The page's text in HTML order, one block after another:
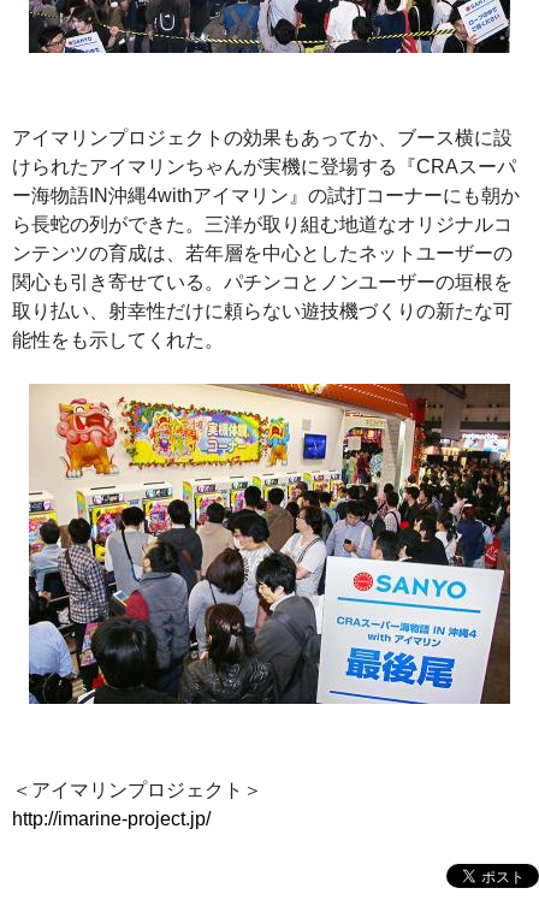
アイマリンプロジェクトの効果もあってか、ブース横に設
けられたアイマリンちゃんが実機に登場する『CRAスーパ
ー海物語IN沖縄4withアイマリン』の試打コーナーにも朝か
ら長蛇の列ができた。三洋が取り組む地道なオリジナルコ
ンテンツの育成は、若年層を中心としたネットユーザーの
関心も引き寄せている。パチンコとノンユーザーの垣根を
取り払い、射幸性だけに頼らない遊技機づくりの新たな可
能性をも示してくれた。
＜アイマリンプロジェクト＞
http://imarine-project.jp/